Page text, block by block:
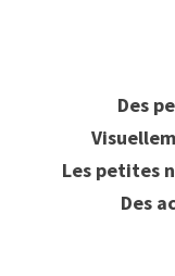
Des
Les petites
Des